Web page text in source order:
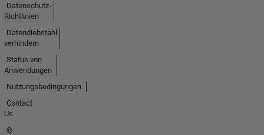
Datenschutz-
Richtlinien
Datendiebstahl
verhindern
Status von
Anwendungen
Nutzungsbedingungen
Contact
Us
©